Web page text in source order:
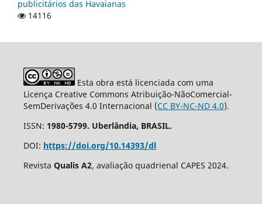
publicitários das Havaianas
14116
Esta obra está licenciada com uma
Licença Creative Commons Atribuição-NãoComercial-
SemDerivações 4.0 Internacional (CC BY-NC-ND 4.0).
ISSN: 1980-5799. Uberlândia, BRASIL.
DOI: https://doi.org/10.14393/dl
Revista Qualis A2, avaliação quadrienal CAPES 2024.